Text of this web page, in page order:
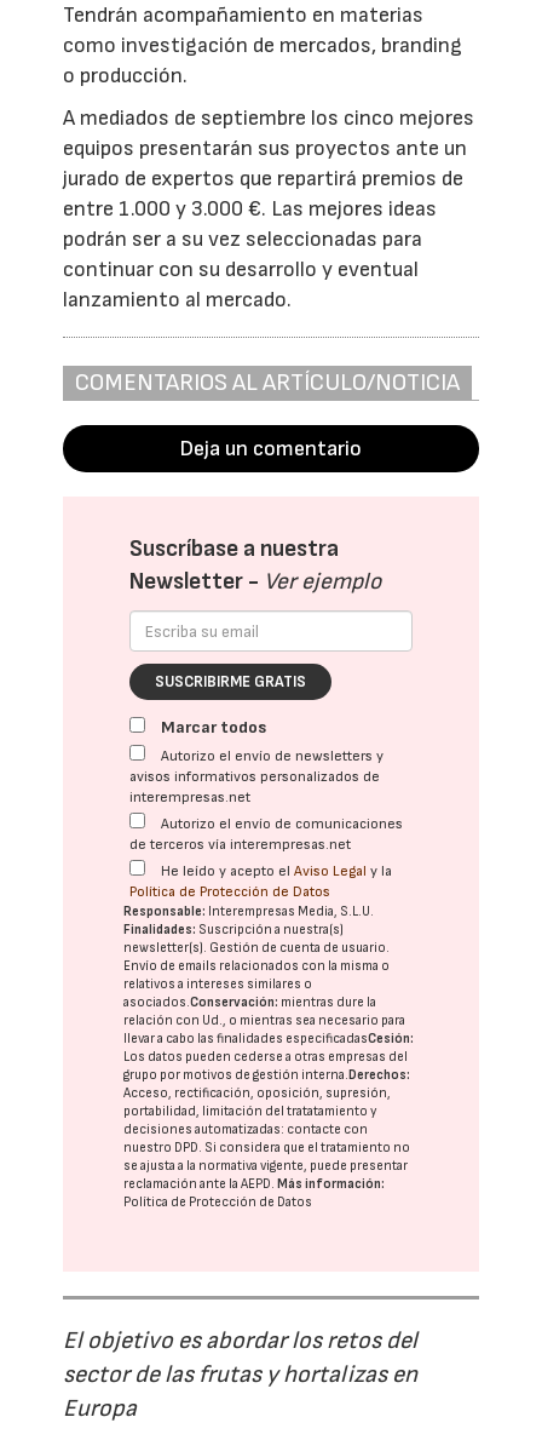
Tendrán acompañamiento en materias
como investigación de mercados, branding
o producción.
A mediados de septiembre los cinco mejores
equipos presentarán sus proyectos ante un
jurado de expertos que repartirá premios de
entre 1.000 y 3.000 €. Las mejores ideas
podrán ser a su vez seleccionadas para
continuar con su desarrollo y eventual
lanzamiento al mercado.
COMENTARIOS AL ARTÍCULO/NOTICIA
Deja un comentario
Suscríbase a nuestra
Newsletter - Ver ejemplo
SUSCRIBIRME GRATIS
Marcar todos
Autorizo el envío de newsletters y
avisos informativos personalizados de
interempresas.net
Autorizo el envío de comunicaciones
de terceros vía interempresas.net
He leído y acepto elAviso Legal y la
Política de Protección de Datos
Responsable: Interempresas Media, S.L.U.
Finalidades: Suscripción a nuestra(s)
newsletter(s). Gestión de cuenta de usuario.
Envío de emails relacionados con la misma o
relativos a intereses similares o
asociados.Conservación: mientras dure la
relación con Ud., o mientras sea necesario para
llevar a cabo las finalidades especificadasCesión:
Los datos pueden cederse a otras empresas del
grupo por motivos de gestión interna. Derechos:
Acceso, rectificación, oposición, supresión,
portabilidad, limitación del tratatamiento y
decisiones automatizadas: contacte con
nuestro DPD. Si considera que el tratamiento no
se ajusta a la normativa vigente, puede presentar
reclamación ante laAEPD. Más información:
Política de Protección de Datos
El objetivo es abordar los retos del
sector de las frutas y hortalizas en
Europa